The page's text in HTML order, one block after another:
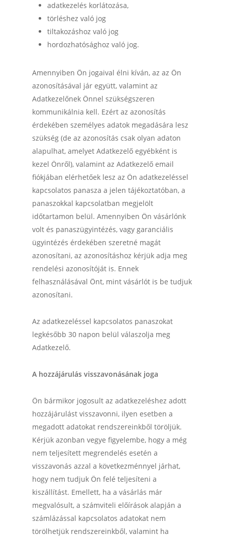
adatkezelés korlátozása,
törléshez való jog
tiltakozáshoz való jog
hordozhatósághoz való jog.
Amennyiben Ön jogaival élni kíván, az az Ön
azonosításával jár együtt, valamint az
Adatkezelőnek Önnel szükségszeren
kommunikálnia kell. Ezért az azonosítás
érdekében személyes adatok megadására lesz
szükség (de az azonosítás csak olyan adaton
alapulhat, amelyet Adatkezelő egyébként is
kezel Önről), valamint az Adatkezelő email
fiókjában elérhetőek lesz az Ön adatkezeléssel
kapcsolatos panasza a jelen tájékoztatóban, a
panaszokkal kapcsolatban megjelölt
időtartamon belül. Amennyiben Ön vásárlónk
volt és panaszügyintézés, vagy garanciális
ügyintézés érdekében szeretné magát
azonosítani, az azonosításhoz kérjük adja meg
rendelési azonosítóját is. Ennek
felhasználásával Önt, mint vásárlót is be tudjuk
azonosítani.
Az adatkezeléssel kapcsolatos panaszokat
legkésőbb 30 napon belül válaszolja meg
Adatkezelő.
A hozzájárulás visszavonásának joga
Ön bármikor jogosult az adatkezeléshez adott
hozzájárulást visszavonni, ilyen esetben a
megadott adatokat rendszereinkből töröljük.
Kérjük azonban vegye figyelembe, hogy a még
nem teljesített megrendelés esetén a
visszavonás azzal a következménnyel járhat,
hogy nem tudjuk Ön felé teljesíteni a
kiszállítást. Emellett, ha a vásárlás már
megvalósult, a számviteli előírások alapján a
számlázással kapcsolatos adatokat nem
törölhetjük rendszereinkből, valamint ha